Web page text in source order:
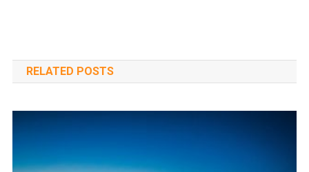
RELATED POSTS